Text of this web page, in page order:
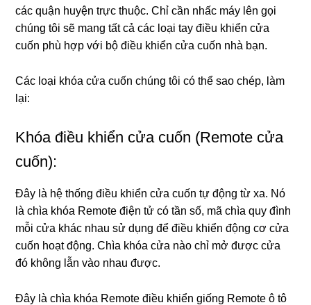
các quận huyện trực thuộc. Chỉ cần nhấc máy lên gọi
chúng tôi sẽ mang tất cả các loại tay điều khiển cửa
cuốn phù hợp với bộ điều khiển cửa cuốn nhà bạn.
Các loại khóa cửa cuốn chúng tôi có thể sao chép, làm
lại:
Khóa điều khiển cửa cuốn (Remote cửa
cuốn):
Đây là hệ thống điều khiển cửa cuốn tự động từ xa. Nó
là chìa khóa Remote điện tử có tần số, mã chìa quy đình
mỗi cửa khác nhau sử dụng để điều khiển động cơ cửa
cuốn hoạt động. Chìa khóa cửa nào chỉ mở được cửa
đó không lẫn vào nhau được.
Đây là chìa khóa Remote điều khiển giống Remote ô tô